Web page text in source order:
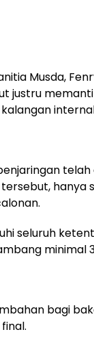
Musda,
justru
telah
hanya
seluruh
minimal
bagi